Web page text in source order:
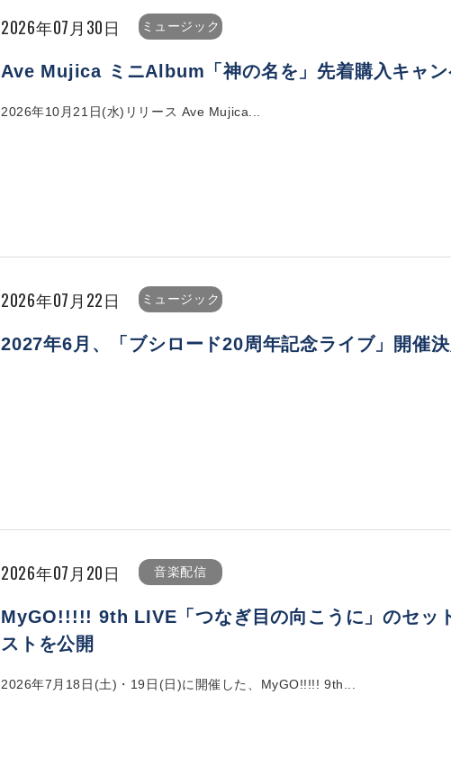
2026年07月30日 ミュージック
Ave Mujica ミニAlbum「神の名を」先着購入キャン
2026年10月21日(水)リリース Ave Mujica...
2026年07月22日 ミュージック
2027年6月、「ブシロード20周年記念ライブ」開催決
2026年07月20日 音楽配信
MyGO!!!!! 9th LIVE「つなぎ目の向こうに」のセッ
ストを公開
2026年7月18日(土)・19日(日)に開催した、MyGO!!!!! 9th...